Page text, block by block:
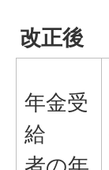
改正後
年金受
給